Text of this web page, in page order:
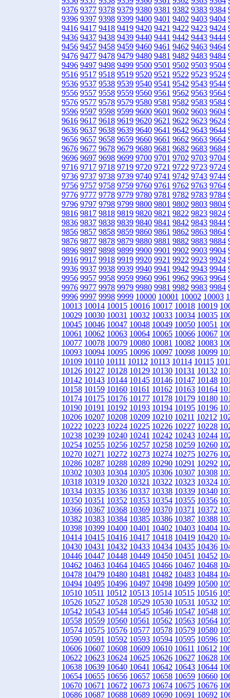
9376 9377 9378 9379 9380 9381 9382 9383 9384
9396 9397 9398 9399 9400 9401 9402 9403 9404
9416 9417 9418 9419 9420 9421 9422 9423 9424
9436 9437 9438 9439 9440 9441 9442 9443 9444
9456 9457 9458 9459 9460 9461 9462 9463 9464
9476 9477 9478 9479 9480 9481 9482 9483 9484
9496 9497 9498 9499 9500 9501 9502 9503 9504
9516 9517 9518 9519 9520 9521 9522 9523 9524
9536 9537 9538 9539 9540 9541 9542 9543 9544
9556 9557 9558 9559 9560 9561 9562 9563 9564
9576 9577 9578 9579 9580 9581 9582 9583 9584
9596 9597 9598 9599 9600 9601 9602 9603 9604
9616 9617 9618 9619 9620 9621 9622 9623 9624
9636 9637 9638 9639 9640 9641 9642 9643 9644
9656 9657 9658 9659 9660 9661 9662 9663 9664
9676 9677 9678 9679 9680 9681 9682 9683 9684
9696 9697 9698 9699 9700 9701 9702 9703 9704
9716 9717 9718 9719 9720 9721 9722 9723 9724
9736 9737 9738 9739 9740 9741 9742 9743 9744
9756 9757 9758 9759 9760 9761 9762 9763 9764
9776 9777 9778 9779 9780 9781 9782 9783 9784
9796 9797 9798 9799 9800 9801 9802 9803 9804
9816 9817 9818 9819 9820 9821 9822 9823 9824
9836 9837 9838 9839 9840 9841 9842 9843 9844
9856 9857 9858 9859 9860 9861 9862 9863 9864
9876 9877 9878 9879 9880 9881 9882 9883 9884
9896 9897 9898 9899 9900 9901 9902 9903 9904
9916 9917 9918 9919 9920 9921 9922 9923 9924
9936 9937 9938 9939 9940 9941 9942 9943 9944
9956 9957 9958 9959 9960 9961 9962 9963 9964
9976 9977 9978 9979 9980 9981 9982 9983 9984
9996 9997 9998 9999 10000 10001 10002 10003
10013 10014 10015 10016 10017 10018 10019
10029 10030 10031 10032 10033 10034 10035
10045 10046 10047 10048 10049 10050 10051
10061 10062 10063 10064 10065 10066 10067
10077 10078 10079 10080 10081 10082 10083
10093 10094 10095 10096 10097 10098 10099
10109 10110 10111 10112 10113 10114 10115
10126 10127 10128 10129 10130 10131 10132
10142 10143 10144 10145 10146 10147 10148
10158 10159 10160 10161 10162 10163 10164
10174 10175 10176 10177 10178 10179 10180
10190 10191 10192 10193 10194 10195 10196
10206 10207 10208 10209 10210 10211 10212
10222 10223 10224 10225 10226 10227 10228
10238 10239 10240 10241 10242 10243 10244
10254 10255 10256 10257 10258 10259 10260
10270 10271 10272 10273 10274 10275 10276
10286 10287 10288 10289 10290 10291 10292
10302 10303 10304 10305 10306 10307 10308
10318 10319 10320 10321 10322 10323 10324
10334 10335 10336 10337 10338 10339 10340
10350 10351 10352 10353 10354 10355 10356
10366 10367 10368 10369 10370 10371 10372
10382 10383 10384 10385 10386 10387 10388
10398 10399 10400 10401 10402 10403 10404
10414 10415 10416 10417 10418 10419 10420
10430 10431 10432 10433 10434 10435 10436
10446 10447 10448 10449 10450 10451 10452
10462 10463 10464 10465 10466 10467 10468
10478 10479 10480 10481 10482 10483 10484
10494 10495 10496 10497 10498 10499 10500
10510 10511 10512 10513 10514 10515 10516
10526 10527 10528 10529 10530 10531 10532
10542 10543 10544 10545 10546 10547 10548
10558 10559 10560 10561 10562 10563 10564
10574 10575 10576 10577 10578 10579 10580
10590 10591 10592 10593 10594 10595 10596
10606 10607 10608 10609 10610 10611 10612
10622 10623 10624 10625 10626 10627 10628
10638 10639 10640 10641 10642 10643 10644
10654 10655 10656 10657 10658 10659 10660
10670 10671 10672 10673 10674 10675 10676
10686 10687 10688 10689 10690 10691 10692